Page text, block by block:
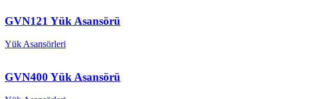
GVN121 Yük Asansörü
Yük Asansörleri
GVN400 Yük Asansörü